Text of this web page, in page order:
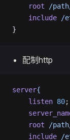
    root
/
    include
/
}
配制http
server{
    listen
80;
    root
/
    include
/